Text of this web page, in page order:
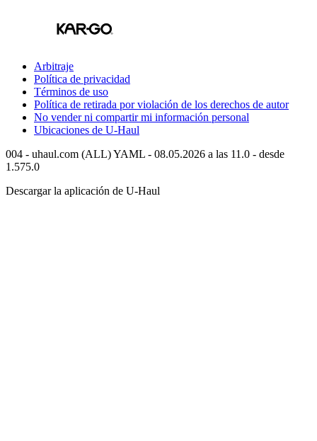
Arbitraje
Política de privacidad
Términos de uso
Política de retirada por violación de los derechos de autor
No vender ni compartir mi información personal
Ubicaciones de U-Haul
004 - uhaul.com (ALL) YAML - 08.05.2026 a las 11.0 - desde
1.575.0
Descargar la aplicación de U-Haul